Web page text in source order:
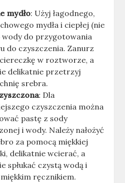
mydło: Użyj łagodnego,
mydła i ciepłej (nie
wody do przygotowania
do czyszczenia. Zanurz
w roztworze, a
delikatnie przetrzyj
srebra.
: Dla
czyszczenia można
pastę z sody
i wody. Należy nałożyć
za pomocą miękkiej
delikatnie wcierać, a
spłukać czystą wodą i
ręcznikiem.